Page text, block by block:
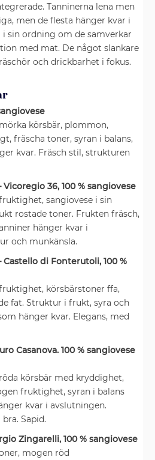
Tanninerna lena men
men de flesta hänger kvar i
sin ordning om de samverkar
med mat. De något slankare
och drickbarhet i fokus.
körsbär, plommon,
fräscha toner, syran i balans,
kvar. Fräsch stil, strukturen
36, 100 % sangiovese
sangiovese i sin
rostade toner. Frukten fräsch,
hänger kvar i
och munkänsla.
di Fonterutoli, 100 %
körsbärstoner ffa,
fat. Struktur i frukt, syra och
hänger kvar. Elegans, med
Casanova. 100 % sangiovese
körsbär med kryddighet,
fruktighet, syran i balans
kvar i avslutningen.
Sapid.
Zingarelli, 100 % sangiovese
mogen röd